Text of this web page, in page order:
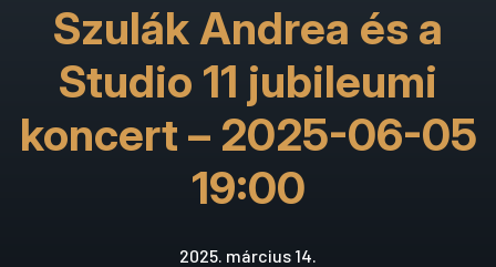
Szulák Andrea és a
Studio 11 jubileumi
koncert – 2025-06-05
19:00
2025. március 14.